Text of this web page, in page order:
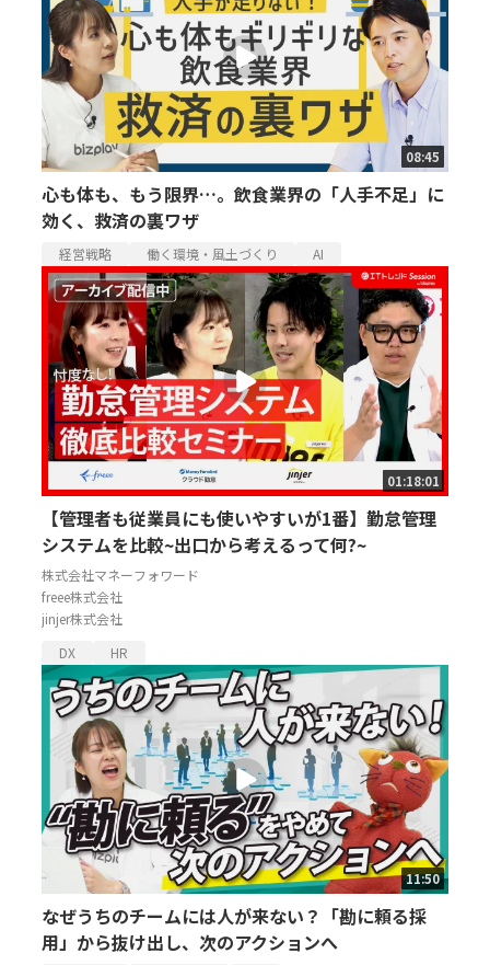
08:45
心も体も、もう限界…。飲食業界の「人手不足」に
効く、救済の裏ワザ
経営戦略 働く環境・風土づくり AI
01:18:01
【管理者も従業員にも使いやすいが1番】勤怠管理
システムを比較~出口から考えるって何?~
株式会社マネーフォワード
freee株式会社
jinjer株式会社
DX
HR
11:50
なぜうちのチームには人が来ない？「勘に頼る採
用」から抜け出し、次のアクションへ